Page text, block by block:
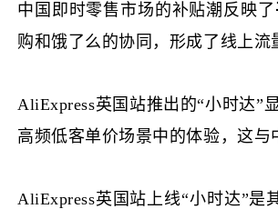
中国即时零售市场的补贴潮反映了
购和饿了么的协同，形成了线上
AliExpress英国站推出 的“小时达”
高频低客单价场景中的体验，这
AliExpress英国站上线“小时达”是